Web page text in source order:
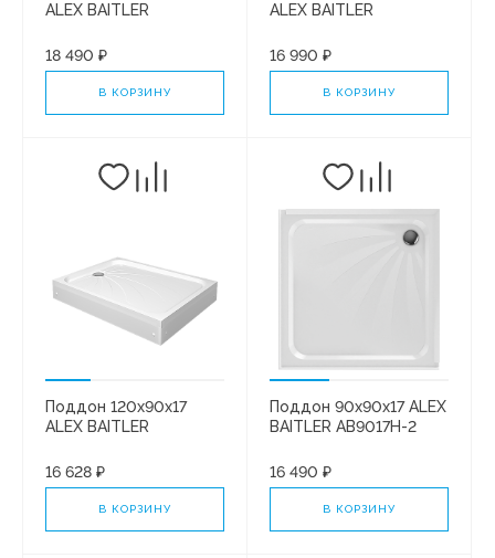
ALEX BAITLER
стеклоровинг в сборе*
18 490 ₽
В КОРЗИНУ
ALEX BAITLER
пятиугольный, в сборе
16 990 ₽
В КОРЗИНУ
Поддон 120х90х17
ALEX BAITLER
прямоугольный, в
сборе
16 628 ₽
В КОРЗИНУ
Поддон 90х90х17 ALEX
BAITLER AB9017H-2
16 490 ₽
В КОРЗИНУ